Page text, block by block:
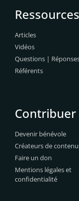
Ressources
Articles
Vidéos
Questions |
Référents
Contribuer
Devenir bénévole
Créateurs de
Faire un don
Mentions légales et
confidentialité